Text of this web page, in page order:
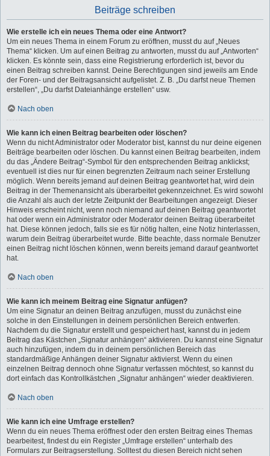
Beiträge schreiben
Wie erstelle ich ein neues Thema oder eine Antwort?
Um ein neues Thema in einem Forum zu eröffnen, musst du auf „Neues
Thema“ klicken. Um auf einen Beitrag zu antworten, musst du auf „Antworten“
klicken. Es könnte sein, dass eine Registrierung erforderlich ist, bevor du
einen Beitrag schreiben kannst. Deine Berechtigungen sind jeweils am Ende
der Foren- und der Beitragsansicht aufgelistet. Z. B. „Du darfst neue Themen
erstellen“, „Du darfst Dateianhänge erstellen“ usw.
Nach oben
Wie kann ich einen Beitrag bearbeiten oder löschen?
Wenn du nicht Administrator oder Moderator bist, kannst du nur deine eigenen
Beiträge bearbeiten oder löschen. Du kannst einen Beitrag bearbeiten, indem
du das „Ändere Beitrag“-Symbol für den entsprechenden Beitrag anklickst;
eventuell ist dies nur für einen begrenzten Zeitraum nach seiner Erstellung
möglich. Wenn bereits jemand auf deinen Beitrag geantwortet hat, wird dein
Beitrag in der Themenansicht als überarbeitet gekennzeichnet. Es wird sowohl
die Anzahl als auch der letzte Zeitpunkt der Bearbeitungen angezeigt. Dieser
Hinweis erscheint nicht, wenn noch niemand auf deinen Beitrag geantwortet
hat oder wenn ein Administrator oder Moderator deinen Beitrag überarbeitet
hat. Diese können jedoch, falls sie es für nötig halten, eine Notiz hinterlassen,
warum dein Beitrag überarbeitet wurde. Bitte beachte, dass normale Benutzer
einen Beitrag nicht löschen können, wenn bereits jemand darauf geantwortet
hat.
Nach oben
Wie kann ich meinem Beitrag eine Signatur anfügen?
Um eine Signatur an deinen Beitrag anzufügen, musst du zunächst eine
solche in den Einstellungen in deinem persönlichen Bereich entwerfen.
Nachdem du die Signatur erstellt und gespeichert hast, kannst du in jedem
Beitrag das Kästchen „Signatur anhängen“ aktivieren. Du kannst eine Signatur
auch hinzufügen, indem du in deinem persönlichen Bereich das
standardmäßige Anhängen deiner Signatur aktivierst. Wenn du einen
einzelnen Beitrag dennoch ohne Signatur verfassen möchtest, so kannst du
dort einfach das Kontrollkästchen „Signatur anhängen“ wieder deaktivieren.
Nach oben
Wie kann ich eine Umfrage erstellen?
Wenn du ein neues Thema eröffnest oder den ersten Beitrag eines Themas
bearbeitest, findest du ein Register „Umfrage erstellen“ unterhalb des
Formulars zur Beitragserstellung. Solltest du diesen Bereich nicht sehen